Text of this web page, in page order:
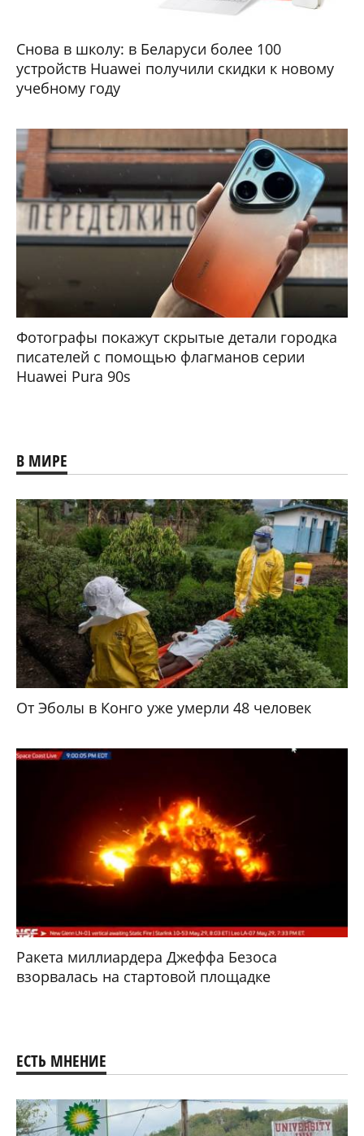
Снова в школу: в Беларуси более 100
устройств Huawei получили скидки к новому
учебному году
Фотографы покажут скрытые детали городка
писателей с помощью флагманов серии
Huawei Pura 90s
В МИРЕ
От Эболы в Конго уже умерли 48 человек
Ракета миллиардера Джеффа Безоса
взорвалась на стартовой площадке
ЕСТЬ МНЕНИЕ